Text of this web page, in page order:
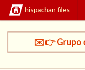
hispachan files
✉️👉 Grupo